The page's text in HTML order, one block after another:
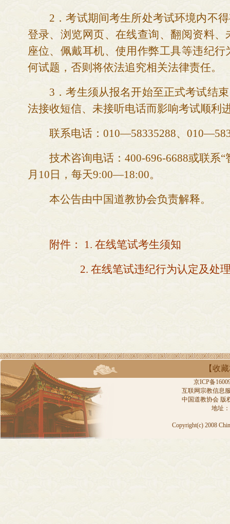
2．考试期间考生所处考试环境内不
登录、浏览网页、在线查询、翻阅资料
座位、佩戴耳机、使用作弊工具等违纪
何试题，否则将依法追究相关法律责任。
3．考生须从报名开始至正式考试结
法接收短信、未接听电话而影响考试顺利
联系电话：010—58335288、
技术咨询电话：400-696-6688或联系
月 10 日， 每天9:00—18:00。
本公告由中国道教协会负责解释。
附件： 1.在线笔试考生须知
2.在线笔试违纪行为认定及处